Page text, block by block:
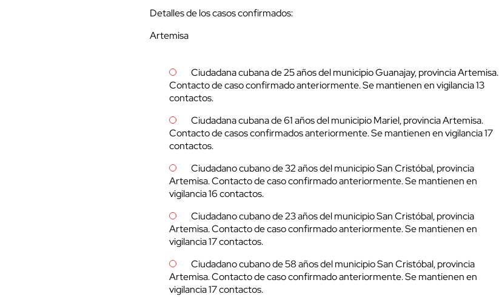
Detalles de los casos confirmados:
Artemisa
Ciudadana cubana de 25 años del municipio Guanajay, provincia Artemisa.
Contacto de caso confirmado anteriormente. Se mantienen en vigilancia 13
contactos.
Ciudadana cubana de 61 años del municipio Mariel, provincia Artemisa.
Contacto de casos confirmados anteriormente. Se mantienen en vigilancia 17
contactos.
Ciudadano cubano de 32 años del municipio San Cristóbal, provincia
Artemisa. Contacto de caso confirmado anteriormente. Se mantienen en
vigilancia 16 contactos.
Ciudadano cubano de 23 años del municipio San Cristóbal, provincia
Artemisa. Contacto de caso confirmado anteriormente. Se mantienen en
vigilancia 17 contactos.
Ciudadano cubano de 58 años del municipio San Cristóbal, provincia
Artemisa. Contacto de caso confirmado anteriormente. Se mantienen en
vigilancia 17 contactos.